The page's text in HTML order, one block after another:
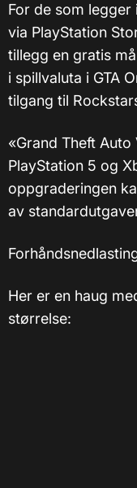
For de som
via PlayStation
tillegg en gratis
i spillvaluta i GTA
tilgang til
«Grand Theft Auto
PlayStation 5 og
oppgraderingen
av
Her er en haug
størrelse: